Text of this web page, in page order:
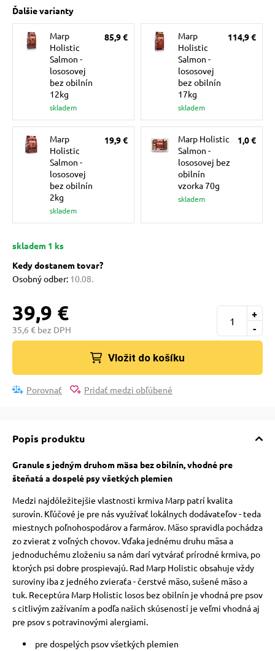
mačky
mačky
Ďalšie varianty
Marp
Holistic
Salmon -
lososovej
bez obilnín
12kg
skladem
85,9 €
Marp
Holistic
Salmon -
lososovej
bez obilnín
17kg
skladem
114,9 €
Marp
Holistic
Salmon -
lososovej
bez obilnín
2kg
skladem
19,9 €
Marp Holistic
Salmon -
lososovej bez
obilnín
vzorka 70g
skladem
1,0 €
skladem 1 ks
Kedy dostanem tovar?
Osobný odber: 10.08.
39,9 €
35,6 € bez DPH -
+
Vložit do košíku
Porovnať Pridať medzi obľúbené
Popis produktu
Granule s jedným druhom mäsa bez obilnín, vhodné pre
šteňatá a dospelé psy všetkých plemien
Medzi najdôležitejšie vlastnosti krmiva Marp patrí kvalita
surovín. Kľúčové je pre nás využívať lokálnych dodávateľov - teda
miestnych poľnohospodárov a farmárov. Mäso spravidla pochádza
zo zvierat z voľných chovov. Vďaka jednému druhu mäsa a
jednoduchému zloženiu sa nám darí vytvárať prírodné krmiva, po
ktorých psi dobre prospievajú. Rad Marp Holistic obsahuje vždy
suroviny iba z jedného zvieraťa - čerstvé mäso, sušené mäso a
tuk. Receptúra ​​Marp Holistic losos bez obilnín je vhodná pre psov
s citlivým zažívaním a podľa našich skúseností je veľmi vhodná aj
pre psov s potravinovými alergiami.
pre dospelých psov všetkých plemien